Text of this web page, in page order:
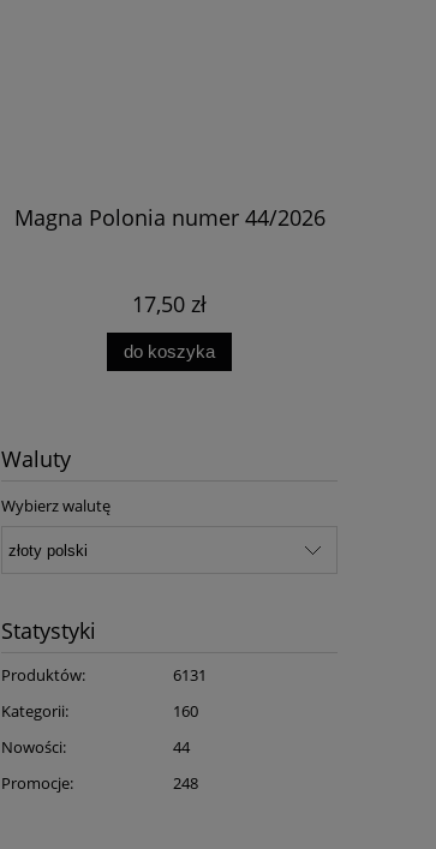
Magna Polonia numer 44/2026
17,50 zł
do koszyka
Waluty
Wybierz walutę
Statystyki
Produktów:
6131
Kategorii:
160
Nowości:
44
Promocje:
248